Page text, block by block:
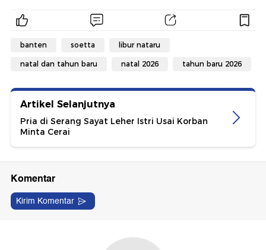
banten soetta libur nataru
natal dan tahun baru natal 2026 tahun baru 2026
Artikel Selanjutnya
Pria di Serang Sayat Leher Istri Usai Korban
Minta Cerai